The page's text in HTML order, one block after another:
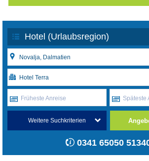
Früheste Anreise Späteste
Weitere Suchkriterien
0341 65050